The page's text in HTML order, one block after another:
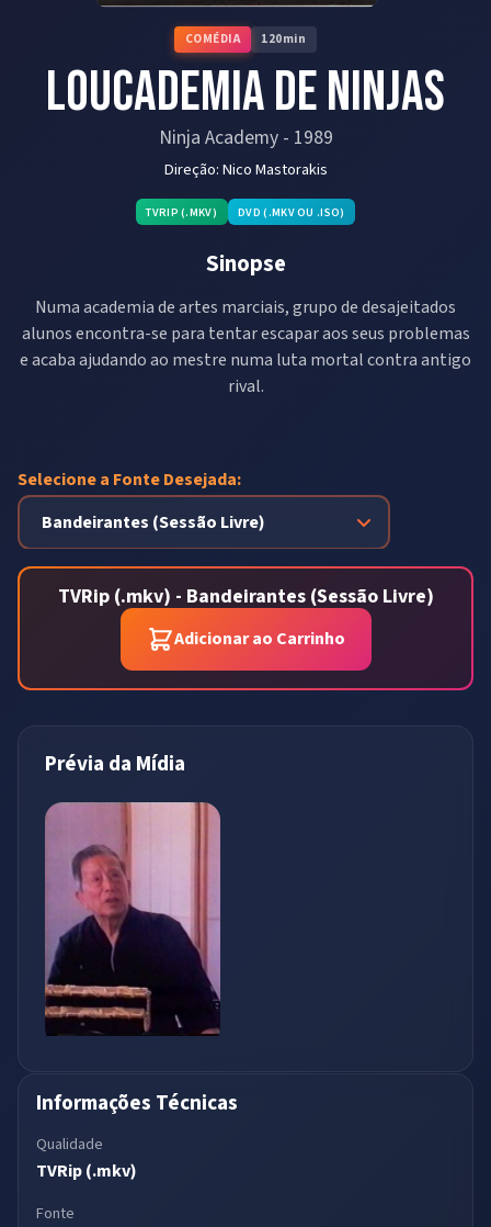
COMÉDIA 120min
Loucademia de Ninjas
Ninja Academy- 1989
Direção:Nico Mastorakis
TVRIP (.MKV) DVD (.MKV OU .ISO)
Sinopse
Numa academia de artes marciais, grupo de desajeitados
alunos encontra-se para tentar escapar aos seus problemas
e acaba ajudando ao mestre numa luta mortal contra antigo
rival.
Selecione a Fonte Desejada:
TVRip (.mkv) - Bandeirantes (Sessão Livre)
Adicionar ao Carrinho
Prévia da Mídia
Informações Técnicas
Qualidade
TVRip (.mkv)
Fonte